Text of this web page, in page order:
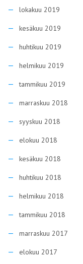
lokakuu 2019
kesäkuu 2019
huhtikuu 2019
helmikuu 2019
tammikuu 2019
marraskuu 2018
syyskuu 2018
elokuu 2018
kesäkuu 2018
huhtikuu 2018
helmikuu 2018
tammikuu 2018
marraskuu 2017
elokuu 2017